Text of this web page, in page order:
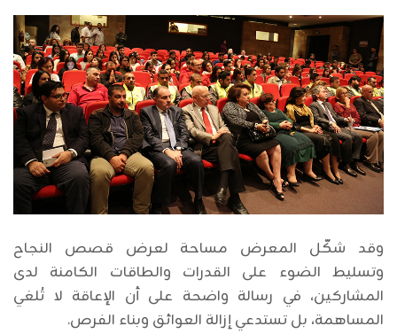
وقد شكّل المعرض مساحة لعرض قصص النجاح
وتسليط الضوء على القدرات والطاقات الكامنة لدى
المشاركين، في رسالة واضحة على أن الإعاقة لا تُلغي
المساهمة، بل تستدعي إزالة العوائق وبناء الفرص.